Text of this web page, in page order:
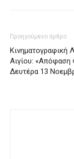
Προηγούμενο άρθρο
Κινηματογραφική
Αιγίου: «Απόφαση
Δευτέρα 13